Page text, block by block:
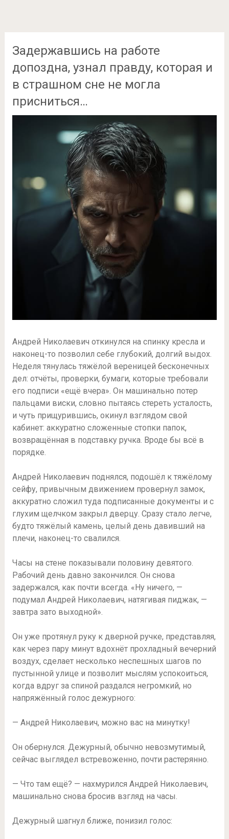
Задержавшись на работе
допоздна, узнал правду, которая и
в страшном сне не могла
присниться…
Андрей Николаевич откинулся на спинку кресла и
наконец-то позволил себе глубокий, долгий выдох.
Неделя тянулась тяжёлой вереницей бесконечных
дел: отчёты, проверки, бумаги, которые требовали
его подписи «ещё вчера». Он машинально потер
пальцами виски, словно пытаясь стереть усталость,
и чуть прищурившись, окинул взглядом свой
кабинет: аккуратно сложенные стопки папок,
возвращённая в подставку ручка. Вроде бы всё в
порядке.
Андрей Николаевич поднялся, подошёл к тяжёлому
сейфу, привычным движением провернул замок,
аккуратно сложил туда подписанные документы и с
глухим щелчком закрыл дверцу. Сразу стало легче,
будто тяжёлый камень, целый день давивший на
плечи, наконец-то свалился.
Часы на стене показывали половину девятого.
Рабочий день давно закончился. Он снова
задержался, как почти всегда. «Ну ничего, —
подумал Андрей Николаевич, натягивая пиджак, —
завтра зато выходной».
Он уже протянул руку к дверной ручке, представляя,
как через пару минут вдохнёт прохладный вечерний
воздух, сделает несколько неспешных шагов по
пустынной улице и позволит мыслям успокоиться,
когда вдруг за спиной раздался негромкий, но
напряжённый голос дежурного:
— Андрей Николаевич, можно вас на минутку!
Он обернулся. Дежурный, обычно невозмутимый,
сейчас выглядел встревоженно, почти растерянно.
— Что там ещё? — нахмурился Андрей Николаевич,
машинально снова бросив взгляд на часы.
Дежурный шагнул ближе, понизил голос: